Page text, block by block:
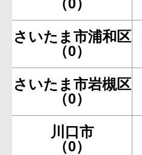
（0）
さいたま市浦和区
（0）
さいたま市岩槻区
（0）
川口市
（0）